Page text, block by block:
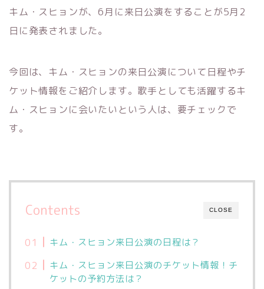
キム・スヒョンが、6月に来日公演をすることが5月2
日に発表されました。
今回は、キム・スヒョンの来日公演について日程やチ
ケット情報をご紹介します。歌手としても活躍するキ
ム・スヒョンに会いたいという人は、要チェックで
す。
CLOSE
Contents
キム・スヒョン来日公演の日程は？
キム・スヒョン来日公演のチケット情報！チ
ケットの予約方法は？